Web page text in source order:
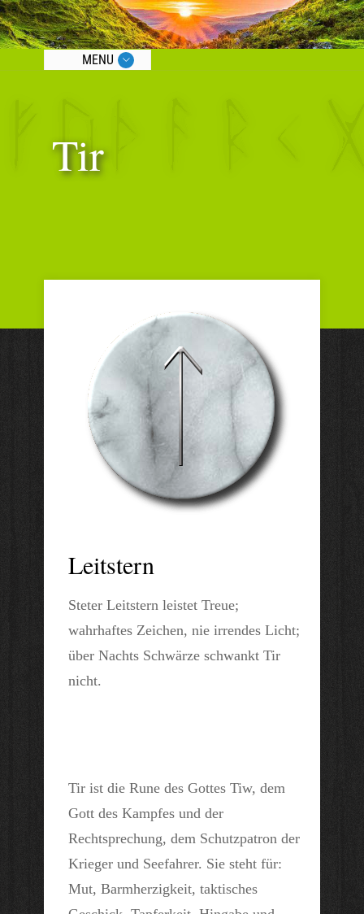
MENU
Tir
Leitstern
Steter Leitstern leistet Treue;
wahrhaftes Zeichen, nie irrendes Licht;
über Nachts Schwärze schwankt Tir
nicht.
Tir ist die Rune des Gottes Tiw, dem
Gott des Kampfes und der
Rechtsprechung, dem Schutzpatron der
Krieger und Seefahrer. Sie steht für:
Mut, Barmherzigkeit, taktisches